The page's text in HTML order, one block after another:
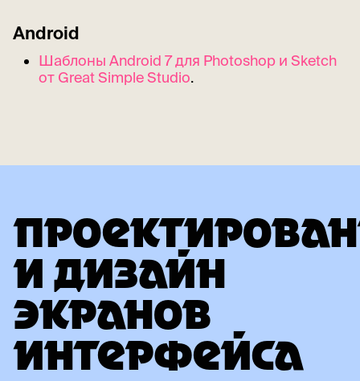
И ДИЗАЙН
ЭКРАНОВ
ИНТЕРФЕЙСА
Android
Шаблоны Android 7 для Photoshop и Sketch
от Great Simple Studio.